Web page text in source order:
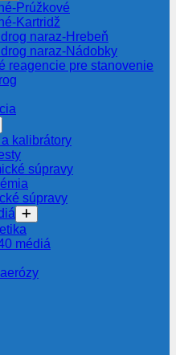
Prúžkové
Kartridž
naraz-Hrebeň
naraz-Nádobky
reagencie pre stanovenie
kalibrátory
súpravy
súpravy
médiá